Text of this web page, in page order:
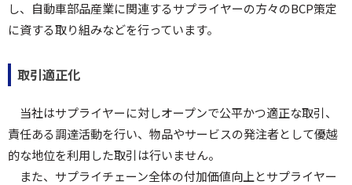
し、自動車部品産業に関連するサプライヤーの方々のBCP策定
に資する取り組みなどを行っています。
取引適正化
当社はサプライヤーに対しオープンで公平かつ適正な取引、
責任ある調達活動を行い、物品やサービスの発注者として優越
的な地位を利用した取引は行いません。
また、サプライチェーン全体の付加価値向上とサプライヤー